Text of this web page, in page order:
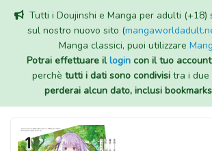
Tutti i Doujinshi e Manga per adulti
sul nostro nuovo sito (
Manga classici, puoi utilizzare
Potrai effettuare illogincon il tuo
perchè tutti i dati sono condivisi tra i due
perderai alcun dato, inclusi